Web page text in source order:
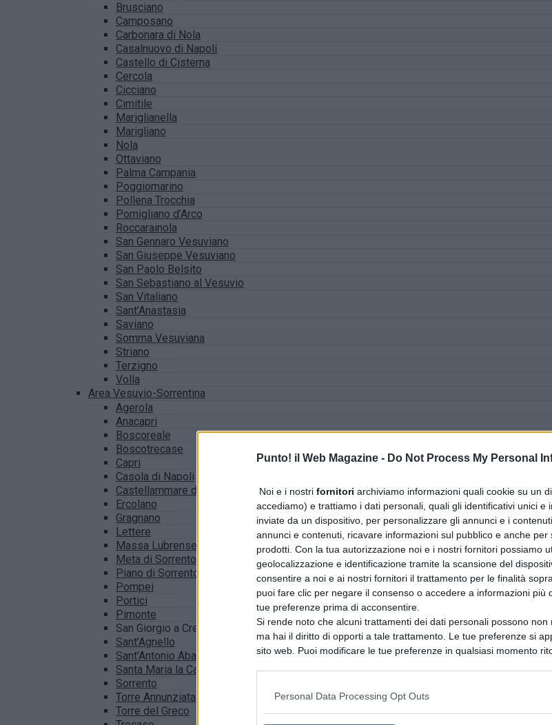
Punto! il Web Magazine - Do Not Process My Personal
Noi e i nostri fornitori archiviamo informazioni quali cookie su un
accediamo) e trattiamo i dati personali, quali gli identificativi unici e
inviate da un dispositivo, per personalizzare gli annunci e i
annunci e contenuti, ricavare informazioni sul pubblico e anche
prodotti. Con la tua autorizzazione noi e i nostri fornitori possiamo
geolocalizzazione e identificazione tramite la scansione del
consentire a noi e ai nostri fornitori il trattamento per le finalità
puoi fare clic per negare il consenso o accedere a informazioni più
tue preferenze prima di acconsentire.
Si rende noto che alcuni trattamenti dei dati personali possono non
ma hai il diritto di opporti a tale trattamento. Le tue preferenze si
sito web. Puoi modificare le tue preferenze in qualsiasi momento
Personal Data Processing Opt Outs
Brusciano
Camposano
Carbonara di Nola
Casalnuovo di Napoli
Castello di Cisterna
Cercola
Cicciano
Cimitile
Mariglianella
Marigliano
Nola
Ottaviano
Palma Campania
Poggiomarino
Pollena Trocchia
Pomigliano d’Arco
Roccarainola
San Gennaro Vesuviano
San Giuseppe Vesuviano
San Paolo Belsito
San Sebastiano al Vesuvio
San Vitaliano
Sant’Anastasia
Saviano
Somma Vesuviana
Striano
Terzigno
Volla
Area Vesuvio-Sorrentina
Agerola
Anacapri
Boscoreale
Boscotrecase
Capri
Casola di Napoli
Castellammare di Stabia
Ercolano
Gragnano
Lettere
Massa Lubrense
Meta di Sorrento
Piano di Sorrento
Pompei
Portici
Pimonte
San Giorgio a Cremano
Sant’Agnello
Sant’Antonio Abate
Santa Maria la Carità
Sorrento
Torre Annunziata
Torre del Greco